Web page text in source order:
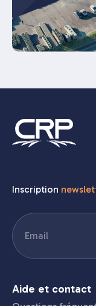
Inscription
E-
mail (Nécessaire)
Aide et contact